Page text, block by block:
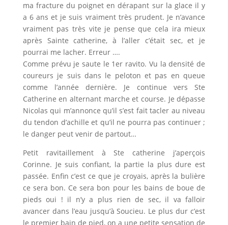
ma fracture du poignet en dérapant sur la glace il y
a 6 ans et je suis vraiment très prudent. Je n’avance
vraiment pas très vite je pense que cela ira mieux
après Sainte catherine, à l’aller c’était sec, et je
pourrai me lacher. Erreur ….
Comme prévu je saute le 1er ravito. Vu la densité de
coureurs je suis dans le peloton et pas en queue
comme l’année dernière. Je continue vers Ste
Catherine en alternant marche et course. Je dépasse
Nicolas qui m’annonce qu’il s’est fait tacler au niveau
du tendon d’achille et qu’il ne pourra pas continuer ;
le danger peut venir de partout…
Petit ravitaillement à Ste catherine j’aperçois
Corinne. Je suis confiant, la partie la plus dure est
passée. Enfin c’est ce que je croyais, après la bulière
ce sera bon. Ce sera bon pour les bains de boue de
pieds oui ! il n’y a plus rien de sec, il va falloir
avancer dans l’eau jusqu’à Soucieu. Le plus dur c’est
le premier bain de pied, on a une petite sensation de